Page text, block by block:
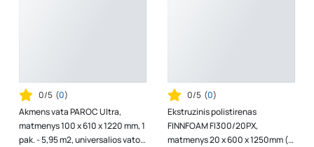
0/5 (0)
Akmens vata PAROC Ultra,
matmenys 100 x 610 x 1220 mm, 1
pak. - 5,95 m2, universalios vatos
0/5 (0)
Ekstruzinis polistirenas
FINNFOAM FI300/20PX,
matmenys 20 x 600 x 1250mm (1